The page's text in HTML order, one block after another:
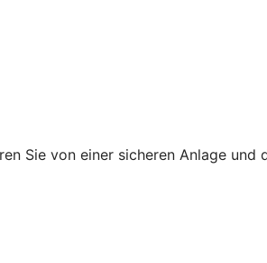
Sie von einer sicheren Anlage und